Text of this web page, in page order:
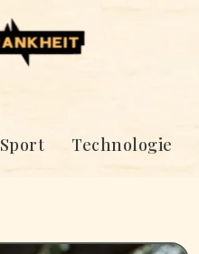
Sport Technologie